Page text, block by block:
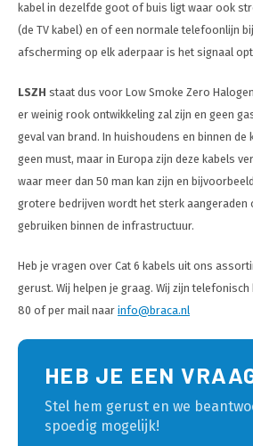
kabel in dezelfde goot of buis ligt waar ook
(de TV kabel) en of een normale telefoonlijn
afscherming op elk aderpaar is het signaal
LSZH staat dus voor Low Smoke Zero
er weinig rook ontwikkeling zal zijn en geen
geval van brand. In huishoudens en binnen
geen must, maar in Europa zijn deze kabels
waar meer dan 50 man kan zijn en
grotere bedrijven wordt het sterk aangeraden
gebruiken binnen de infrastructuur.
Heb je vragen over Cat 6 kabels uit ons
gerust. Wij helpen je graag. Wij zijn
80 of per mail naar info@braca.nl
HEB JE EEN
Stel hem gerust en we
spoedig mogelijk!